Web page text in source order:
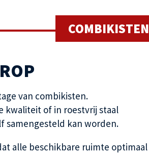
COMBIKISTEN
van combikisten.
kwaliteit of in roestvrij staal
samengesteld kan worden.
alle beschikbare ruimte optimaal